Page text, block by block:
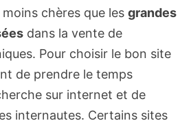
chères que les grandes
dans la vente de
Pour choisir le bon site
de prendre le temps
sur internet et de
internautes. Certains sites